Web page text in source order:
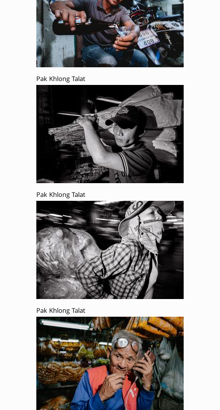
Pak Khlong Talat
Pak Khlong Talat
Pak Khlong Talat